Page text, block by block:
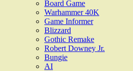
Board Game
Warhammer 40K
Game Informer
Blizzard
Gothic Remake
Robert Downey Jr.
Bungie
AI